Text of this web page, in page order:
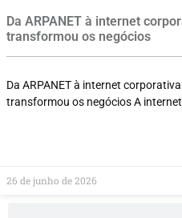
Da ARPANET à internet
transformou os negócios
Da ARPANET à internet
transformou os negócios A
26 de junho de 2026